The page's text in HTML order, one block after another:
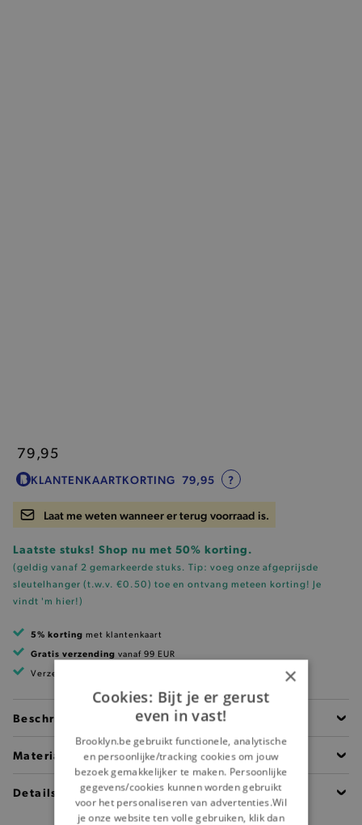
79,95
KLANTENKAARTKORTING 79,95 ?
Laat me weten wanneer er terug voorraad is.
Laatste stuks! Shop nu met 50% korting.
(geldig vanaf 2 gemarkeerde stuks. Tip: voeg onze afgeprijsde
sleutelhanger (t.w.v. €0.50) toe en ontvang meteen korting! Je
vindt 'm hier!)
5% korting met klantenkaart
Gratis verzending vanaf 99 EUR
Verzending binnen 1 à 2 werkdagen
Beschrijving
Materiaal
Details
×
Cookies: Bijt je er gerust
even in vast!
Brooklyn.be gebruikt functionele, analytische
en persoonlijke/tracking cookies om jouw
bezoek gemakkelijker te maken. Persoonlijke
gegevens/cookies kunnen worden gebruikt
voor het personaliseren van advertenties.Wil
je onze website ten volle gebruiken, klik dan